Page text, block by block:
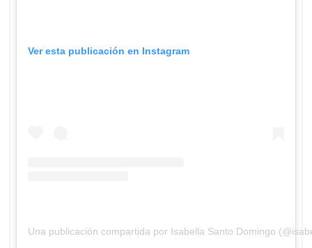
Ver esta publicación en Instagram
Una publicación compartida por Isabella Santo Domingo